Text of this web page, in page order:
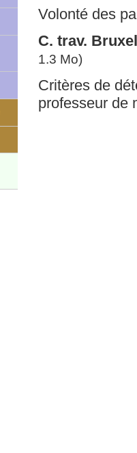
Volonté des
C. trav.
1.3 Mo)
Critères de
professeur de